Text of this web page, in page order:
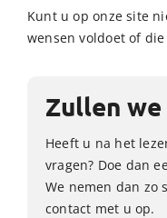
Kunt u op onze site
wensen voldoet of die
Zullen
Heeft u na het
vragen? Doe dan
We nemen dan zo
contact met u op.